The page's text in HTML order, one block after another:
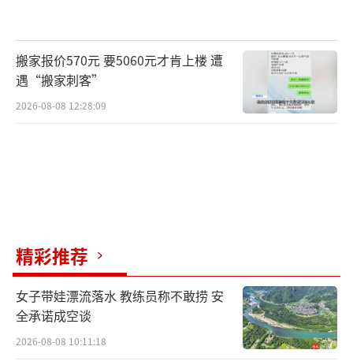
娟说，养父并没有刻意隐瞒，而是从小就对她
的身世坦诚相告。小时候，她虽然不懂“被
拐”是什么意思，但是非常渴望能够有自己的
妈妈。
大，渐渐也懂了自己的身世，有了寻亲的念
头。
起初，她不敢给养父说，害怕老人知道了
难过。让人意外的是，最先鼓励她寻亲的是养
搬家报价570元 要5060元才肯上楼 遭
遇“搬家刺客”
2026-08-08 12:28:09
精彩推荐
女子带娃漂流落水 教练员称不敢捞 安
全承诺成空谈
2026-08-08 10:11:18